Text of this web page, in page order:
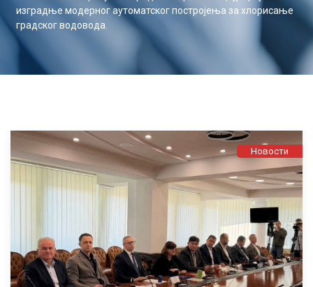
изградње модерног аутоматског постројења за хлорисање
градског водовода.
Новости